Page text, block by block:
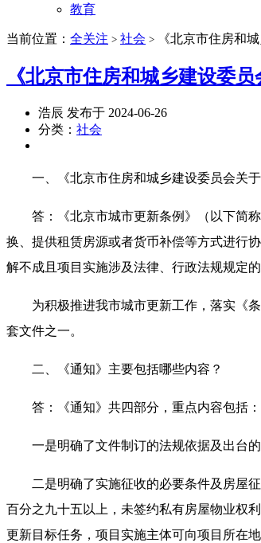
教育
当前位置： 全关注 > 社会 > 《北京市住房和
《北京市住房和城乡建设委
浩辰 发布于 2024-06-26
分类： 社会
一、《北京市住房和城乡建设委员会关于
答：《北京市城市更新条例》（以下简称
换、提供租赁房源或者货币补偿等方式进行
解不成且项目实施涉及法律、行政法规规定
为积极推进我市城市更新工作，落实《条
套文件之一。
二、《通知》主要包括哪些内容？
答：《通知》共四部分，重点内容包括：
一是明确了文件制订的法规依据及出台的
二是明确了实施征收的必要条件及房屋征
百分之九十五以上，未签约私有房屋物业权
更新目标任务，项目实施主体可向项目所在